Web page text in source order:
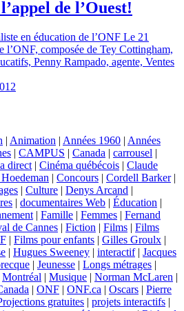
de l’Ouest!
en éducation de l’ONF Le 21
l’ONF, composée de Tey Cottingham,
Penny Rampado, agente, Ventes
| Animation | Années 1960 | Années
| CAMPUS | Canada | carrousel |
direct | Cinéma québécois | Claude
| Concours | Cordell Barker|
| Culture | Denys Arcand |
| documentaires Web | Éducation |
| Famille | Femmes | Fernand
de Cannes | Fiction | Films | Films
| Films pour enfants | Gilles Groulx |
| Hugues Sweeney | interactif| Jacques
| Jeunesse | Longs métrages |
Montréal | Musique | Norman McLaren |
| ONF | ONF.ca | Oscars | Pierre
gratuites | projets interactifs |